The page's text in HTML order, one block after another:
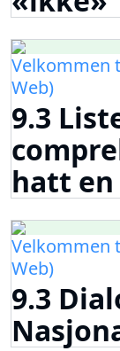
Velkommen
Web)
9.3
hatt
Velkommen
Web)
9.3